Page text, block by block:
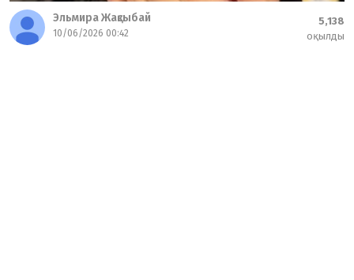
Эльмира Жақсыбай
10/06/2026 00:42
5,138
оқылды